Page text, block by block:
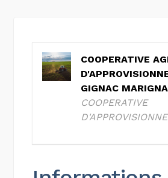
COOPERATIVE
GIGNAC
COOPERATIVE